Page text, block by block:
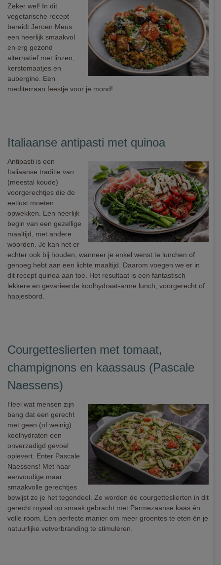
Zeker wel! In dit
vegetarische recept
bereidt Jeroen Meus
een heerlijk smaakvol
en erg gezond
alternatief met linzen,
kerstomaatjes en
aubergine. Een
mediterraan feestje voor je mond!
Italiaanse antipasti met quinoa
Antipasti is een
Italiaanse traditie van
(meestal koude)
voorgerechtjes die de
eetlust moeten
opwekken. Een heerlijk
begin van een gezellige
maaltijd, met andere
woorden. Je kan het er
echter ook bij houden, wanneer je enkel wenst te lunchen of
genoeg hebt aan een lichte maaltijd. Daarom voegen we er in
dit recept quinoa aan toe. Het resultaat is een fantastisch
lekkere en gevarieerde koolhydraat-arme lunch, voorgerecht of
hapjesbord.
Courgetteslierten met tomaat,
champignons en kaassaus (Pascale
Naessens)
Heel wat mensen zijn
bang dat een gerecht
met geen (of weinig)
koolhydraten een
onverzadigd gevoel
oplevert. Enter Pascale
Naessens! Met haar
eenvoudige maar
smaakvolle gerechtjes
bewijst ze je het tegendeel. Zo worden de courgetteslierten in dit
gerecht royaal op smaak gebracht met Parmezaanse kaas én
volle room. Een perfecte manier om meer groentes te eten én je
natuurlijke vetverbranding te stimuleren.